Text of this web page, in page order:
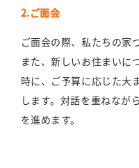
2.ご面会
ご面会の際、私たちの家
また、新しいお住まいに
時に、ご予算に応じた大
します。対話を重ねなが
を進めます。